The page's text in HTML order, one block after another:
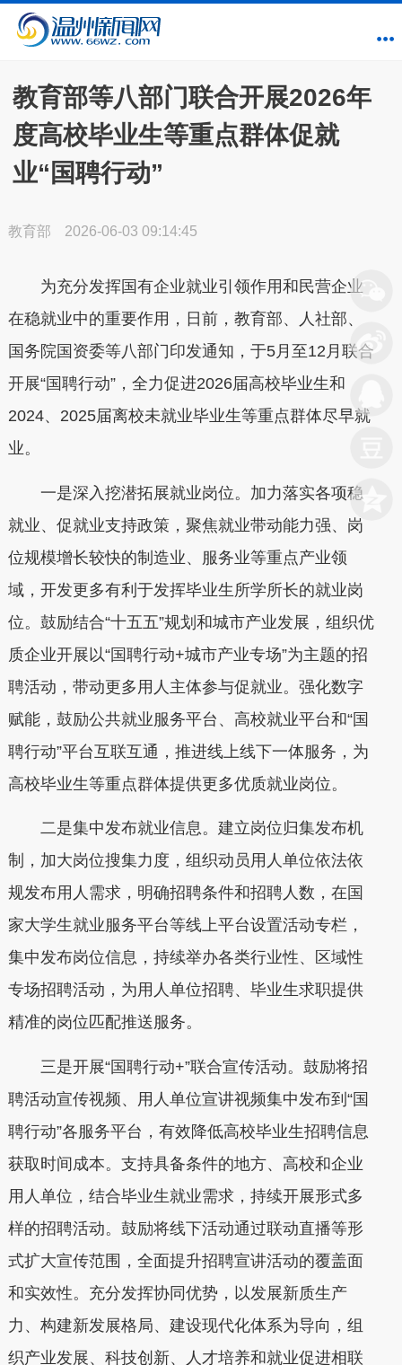
教育部等八部门联合开展2026年
度高校毕业生等重点群体促就
业“国聘行动”
教育部 2026-06-03 09:14:45
为充分发挥国有企业就业引领作用和民营企业
在稳就业中的重要作用，日前，教育部、人社部、
国务院国资委等八部门印发通知，于5月至12月联合
开展“国聘行动”，全力促进2026届高校毕业生和
2024、2025届离校未就业毕业生等重点群体尽早就
业。
一是深入挖潜拓展就业岗位。加力落实各项稳
就业、促就业支持政策，聚焦就业带动能力强、岗
位规模增长较快的制造业、服务业等重点产业领
域，开发更多有利于发挥毕业生所学所长的就业岗
位。鼓励结合“十五五”规划和城市产业发展，组织优
质企业开展以“国聘行动+城市产业专场”为主题的招
聘活动，带动更多用人主体参与促就业。强化数字
赋能，鼓励公共就业服务平台、高校就业平台和“国
聘行动”平台互联互通，推进线上线下一体服务，为
高校毕业生等重点群体提供更多优质就业岗位。
二是集中发布就业信息。建立岗位归集发布机
制，加大岗位搜集力度，组织动员用人单位依法依
规发布用人需求，明确招聘条件和招聘人数，在国
家大学生就业服务平台等线上平台设置活动专栏，
集中发布岗位信息，持续举办各类行业性、区域性
专场招聘活动，为用人单位招聘、毕业生求职提供
精准的岗位匹配推送服务。
三是开展“国聘行动+”联合宣传活动。鼓励将招
聘活动宣传视频、用人单位宣讲视频集中发布到“国
聘行动”各服务平台，有效降低高校毕业生招聘信息
获取时间成本。支持具备条件的地方、高校和企业
用人单位，结合毕业生就业需求，持续开展形式多
样的招聘活动。鼓励将线下活动通过联动直播等形
式扩大宣传范围，全面提升招聘宣讲活动的覆盖面
和实效性。充分发挥协同优势，以发展新质生产
力、构建新发展格局、建设现代化体系为导向，组
织产业发展、科技创新、人才培养和就业促进相联